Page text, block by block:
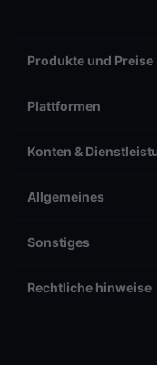
Produkte und Preise
Plattformen
Konten &
Allgemeines
Sonstiges
Rechtliche hinweise